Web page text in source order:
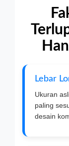
Lebar
Ukuran
paling
desain